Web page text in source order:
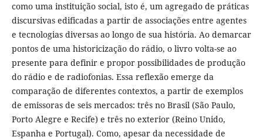
como uma instituição social, isto é, um agregado de práticas
discursivas edificadas a partir de associações entre agentes
e tecnologias diversas ao longo de sua história. Ao demarcar
pontos de uma historicização do rádio, o livro volta-se ao
presente para definir e propor possibilidades de produção
do rádio e de radiofonias. Essa reflexão emerge da
comparação de diferentes contextos, a partir de exemplos
de emissoras de seis mercados: três no Brasil (São Paulo,
Porto Alegre e Recife) e três no exterior (Reino Unido,
Espanha e Portugal). Como, apesar da necessidade de